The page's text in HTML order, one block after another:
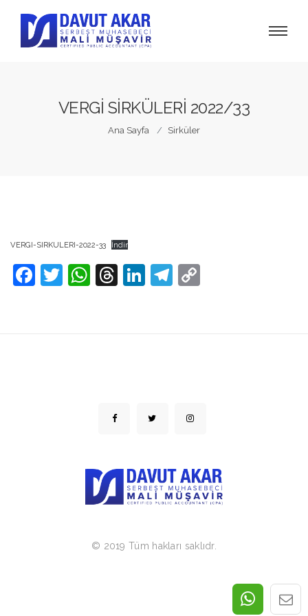
VERGİ SİRKÜLERİ 2022/33
Ana Sayfa Sirküler
VERGI-SIRKULERI-2022-33 İndir
Facebook
Twitter
WhatsApp
Threads
LinkedIn
Telegram
© 2019 Tüm hakları saklıdr.